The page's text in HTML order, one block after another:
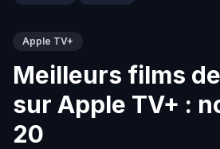
Apple TV+
Meilleurs films
sur Apple TV+ :
20